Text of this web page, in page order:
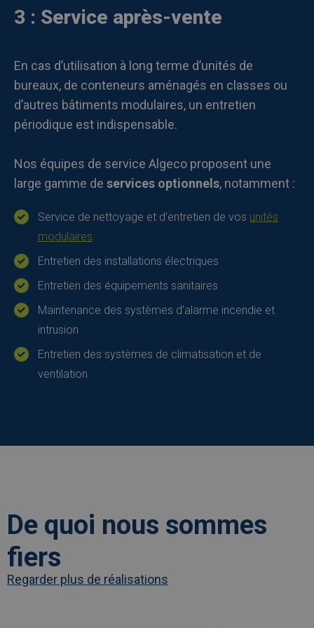
3 : Service après-vente
En cas d’utilisation à long terme d’unités de
bureaux, de conteneurs aménagés en classes ou
d’autres bâtiments modulaires, un entretien
périodique est indispensable.
Nos équipes de service Algeco proposent une
large gamme de services optionnels, notamment :
Service de nettoyage et d’entretien de vos unités
modulaires
Entretien des installations électriques
Entretien des équipements sanitaires
Maintenance des systèmes d’alarme incendie et
intrusion
Entretien des systèmes de climatisation et de
ventilation
De quoi nous sommes
fiers
Regarder plus de réalisations